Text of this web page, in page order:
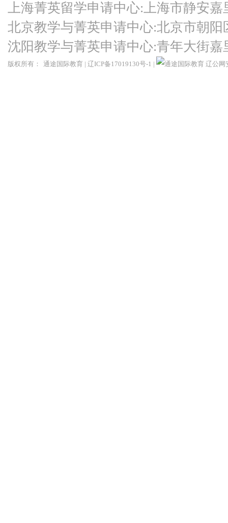
上海菁英留学申请中心:上海市静安嘉
北京教学与菁英申请中心:北京市朝
沈阳教学与菁英申请中心:青年大街
版权所有： 通途国际教育 | 辽ICP备17019130号-1 | 辽公网